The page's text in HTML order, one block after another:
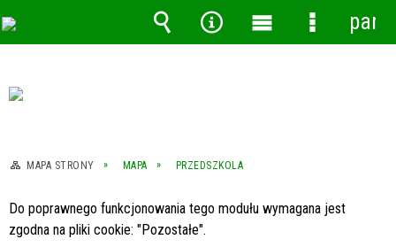
MAPA STRONY MAPA PRZEDSZKOLA
Do poprawnego funkcjonowania tego modułu wymagana jest
zgodna na pliki cookie: "Pozostałe".
Wyszukiwarka
Narzędzia
MenuMenu